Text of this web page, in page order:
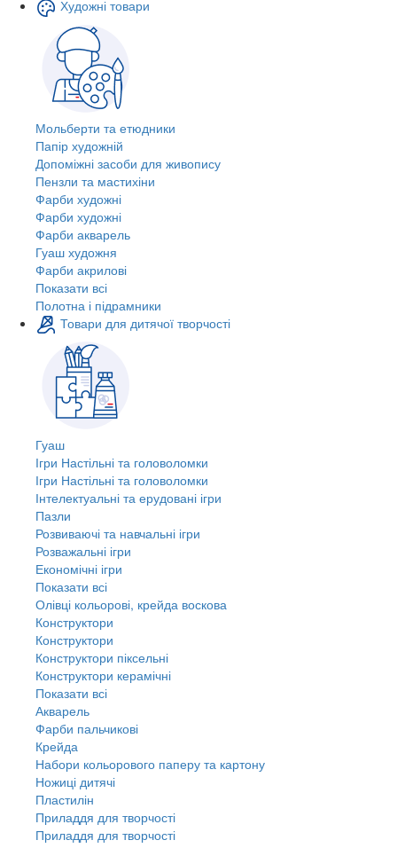
Художні товари
Мольберти та етюдники
Папір художній
Допоміжні засоби для живопису
Пензли та мастихіни
Фарби художні
Фарби художні
Фарби акварель
Гуаш художня
Фарби акрилові
Показати всі
Полотна і підрамники
Товари для дитячої творчості
Гуаш
Ігри Настільні та головоломки
Ігри Настільні та головоломки
Інтелектуальні та ерудовані ігри
Пазли
Розвиваючі та навчальні ігри
Розважальні ігри
Економічні ігри
Показати всі
Олівці кольорові, крейда воскова
Конструктори
Конструктори
Конструктори піксельні
Конструктори керамічні
Показати всі
Акварель
Фарби пальчикові
Крейда
Набори кольорового паперу та картону
Ножиці дитячі
Пластилін
Приладдя для творчості
Приладдя для творчості